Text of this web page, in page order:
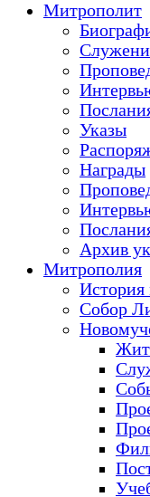
Митрополит
Указы
Награды
Архив
Митрополия
Собор